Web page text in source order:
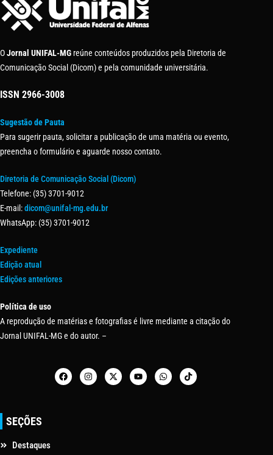
OJornal UNIFAL-MG reúne conteúdos produzidos pela Diretoria de
Comunicação Social (Dicom) e pela comunidade universitária.
ISSN 2966-3008
Sugestão de Pauta
Para sugerir pauta, solicitar a publicação de uma matéria ou evento,
preencha o formulário e aguarde nosso contato.
Diretoria de Comunicação Social (Dicom)
Telefone: (35) 3701-9012
E-mail:dicom@unifal-mg.edu.br
WhatsApp: (35) 3701-9012
Expediente
Edição atual
Edições anteriores
Política de uso
A reprodução de matérias e fotografias é livre mediante a citação do
Jornal UNIFAL-MG e do autor. –
SEÇÕES
Destaques